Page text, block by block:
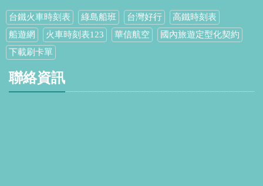
台鐵火車時刻表 綠島船班 台灣好行
高鐵時刻表
船遊網
火車時刻表123 華信航空
國內旅遊定型化契約
下載刷卡單
聯絡資訊